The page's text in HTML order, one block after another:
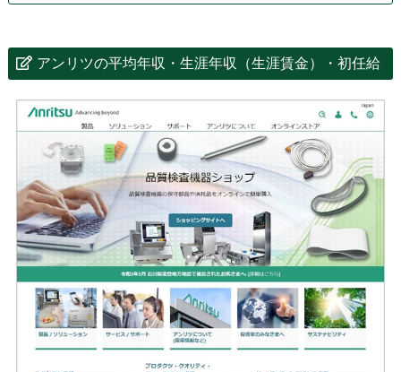
アンリツの平均年収・生涯年収（生涯賃金）・初任給